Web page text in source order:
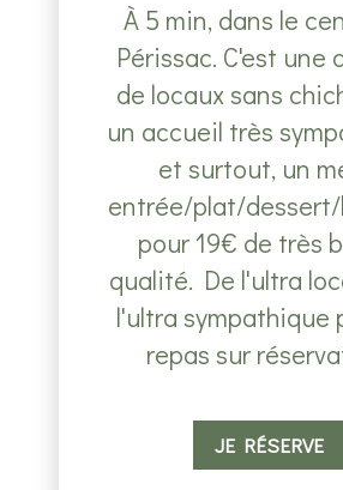
À 5 min, dans le
Périssac. C'est une
de locaux sans
un accueil très
et surtout, un
entrée/plat/
pour 19€ de très
qualité. De l'ultra
l'ultra sympathique
repas sur
JE RÉSERVE